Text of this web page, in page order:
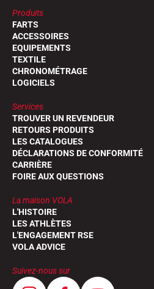
Produits
FARTS
ACCESSOIRES
EQUIPEMENTS
TEXTILE
CHRONOMÉTRAGE
LOGICIELS
Services
TROUVER UN REVENDEUR
RETOURS PRODUITS
LES CATALOGUES
DÉCLARATIONS DE CONFORMITÉ
CARRIÈRE
FOIRE AUX QUESTIONS
La maison VOLA
L'HISTOIRE
LES ATHLÈTES
L'ENGAGEMENT RSE
VOLA ADVICE
Suivez-nous sur